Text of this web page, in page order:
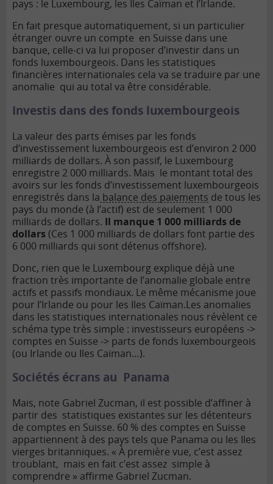
pays : le Luxembourg, les Iles Caïman et l’Irlande.
En fait presque automatiquement, si un particulier
étranger ouvre un compte en Suisse dans une
banque, celle-ci va lui proposer d’investir dans un
fonds luxembourgeois. Dans les statistiques
financières internationales cela va se traduire par une
anomalie qui au total va être considérable.
Investis dans des fonds luxembourgeois
La valeur des parts émises par les fonds
d’investissement luxembourgeois est d’environ 2 000
milliards de dollars. À son passif, le Luxembourg
enregistre 2 000 milliards. Mais le montant total des
avoirs sur les fonds d’investissement luxembourgeois
enregistrés dans la balance des paiements de tous les
pays du monde (à l’actif) est de seulement 1 000
milliards de dollars. Il manque 1 000 milliards de
dollars (Ces 1 000 milliards de dollars font partie des
6 000 milliards qui sont détenus offshore).
Donc, rien que le Luxembourg explique déjà une
fraction très importante de l’anomalie globale entre
actifs et passifs mondiaux. Le même mécanisme joue
pour l’Irlande ou pour les Iles Caïman.Les anomalies
dans les statistiques internationales nous révèlent ce
schéma type très simple : investisseurs européens ->
comptes en Suisse -> parts de fonds luxembourgeois
(ou Irlande ou Iles Caïman…).
Sociétés écrans au Panama
Mais, note Gabriel Zucman, il est possible d’affiner à
partir des statistiques existantes sur les détenteurs
de comptes en Suisse. 60 % des comptes en Suisse
appartiennent à des pays tels que Panama ou les Iles
vierges britanniques. « À première vue, c’est assez
troublant, mais en fait c’est assez simple à
comprendre » affirme Gabriel Zucman.